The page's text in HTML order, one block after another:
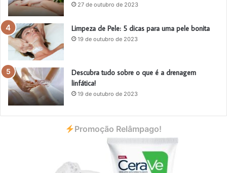
27 de outubro de 2023
Limpeza de Pele: 5 dicas para uma pele bonita
19 de outubro de 2023
Descubra tudo sobre o que é a drenagem
linfática!
19 de outubro de 2023
Promoção Relâmpago!